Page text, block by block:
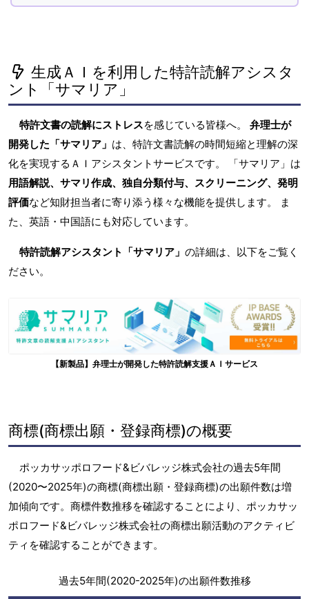
生成ＡＩを利用した特許読解アシスタ
ント「サマリア」
特許文書の読解にストレスを感じている皆様へ。 弁理士が
開発した「サマリア」 は、特許文書読解の時間短縮と理解の深
化を実現するＡＩアシスタントサービスです。 「サマリア」は
用語解説、サマリ作成、独自分類付与、スクリーニング、発明
評価など知財担当者に寄り添う様々な機能を提供します。 ま
た、英語・中国語にも対応しています。
特許読解アシスタント「サマリア」 の詳細は、以下をご覧く
ださい。
【新製品】弁理士が開発した特許読解支援ＡＩサービス
商標(商標出願・登録商標)の概要
ポッカサッポロフード&ビバレッジ株式会社の過去5年間
(2020〜2025年)の商標(商標出願・登録商標)の出願件数は増
加傾向です。商標件数推移を確認することにより、ポッカサッ
ポロフード&ビバレッジ株式会社の商標出願活動のアクティビ
ティを確認することができます。
過去5年間(2020-2025年)の出願件数推移